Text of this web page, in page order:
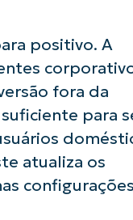
positivo. A
fora da
para
atualiza os